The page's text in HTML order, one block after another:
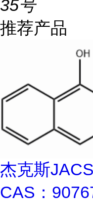
35号
推荐产品
杰克斯
CAS：